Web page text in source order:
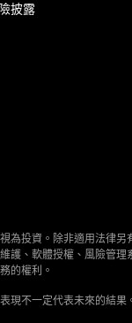
披露
投資。除非適用法律
、軟體授權、風險管
的權利。
現不一定代表未來的結果